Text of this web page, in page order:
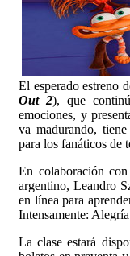
El esperado estreno
Out 2), que
emociones, y
va madurando,
para los fanáticos de
En colaboración
argentino, Leandro
en línea para
Intensamente:
La clase estará